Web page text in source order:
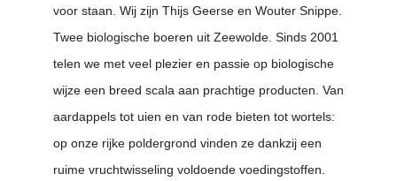
voor staan. Wij zijn Thijs Geerse en Wouter Snippe.
Twee biologische boeren uit Zeewolde. Sinds 2001
telen we met veel plezier en passie op biologische
wijze een breed scala aan prachtige producten. Van
aardappels tot uien en van rode bieten tot wortels:
op onze rijke poldergrond vinden ze dankzij een
ruime vruchtwisseling voldoende voedingstoffen.